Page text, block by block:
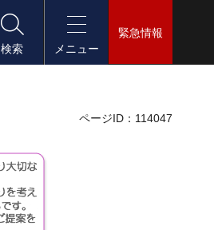
検索
メニュー
緊急情報
ページID：114047